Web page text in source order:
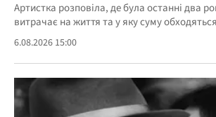
Артистка розповіла, де була останні два
витрачає на життя та у яку суму
6.08.2026 15:00